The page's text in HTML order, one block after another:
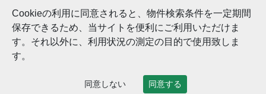
Cookieの利用に同意されると、物件検索条件を一定期間
保存できるため、当サイトを便利にご利用いただけま
す。それ以外に、利用状況の測定の目的で使用致しま
す。
同意しない 同意する
© HouseDoYonago
and Nishinihon Home Co.ltd All Rights Reserved.